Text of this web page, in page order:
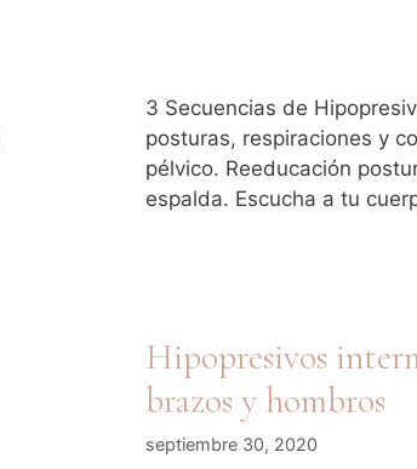
3 Secuencias de
posturas, respiraciones y
pélvico. Reeducación
espalda. Escucha a tu
Hipopresivos
brazos y hombros
septiembre 30, 2020